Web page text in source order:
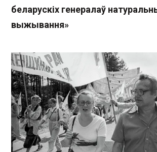
беларускіх генералаў
выжывання»